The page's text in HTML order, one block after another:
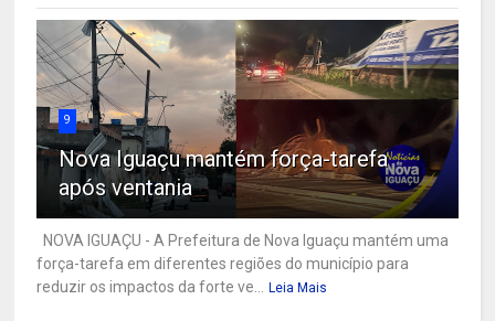
9
Nova Iguaçu mantém força-tarefa
após ventania
NOVA IGUAÇU - A Prefeitura de Nova Iguaçu mantém uma
força-tarefa em diferentes regiões do município para
reduzir os impactos da forte ve...
Leia Mais